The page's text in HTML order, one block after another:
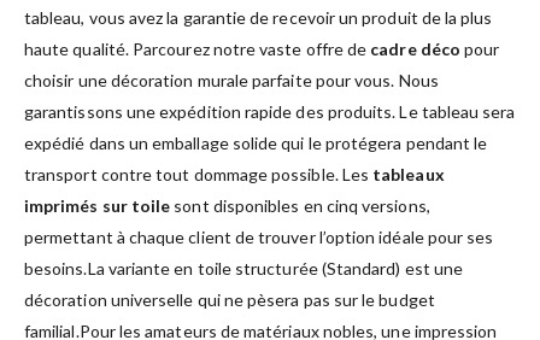
tableau, vous avez la garantie de recevoir un produit de la plus
haute qualité. Parcourez notre vaste offre de cadre déco pour
choisir une décoration murale parfaite pour vous. Nous
garantissons une expédition rapide des produits. Le tableau sera
expédié dans un emballage solide qui le protégera pendant le
transport contre tout dommage possible. Les tableaux
imprimés sur toile sont disponibles en cinq versions,
permettant à chaque client de trouver l’option idéale pour ses
besoins.La variante en toile structurée (Standard) est une
décoration universelle qui ne pèsera pas sur le budget
familial.Pour les amateurs de matériaux nobles, une impression